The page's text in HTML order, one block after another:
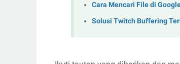
Cara Mencari File di
Solusi Twitch Buffering